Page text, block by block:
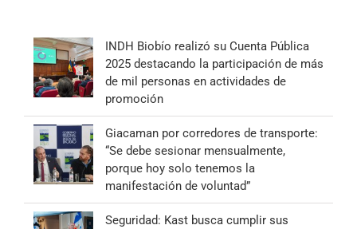
INDH Biobío realizó su Cuenta Pública
2025 destacando la participación de más
de mil personas en actividades de
promoción
Giacaman por corredores de transporte:
“Se debe sesionar mensualmente,
porque hoy solo tenemos la
manifestación de voluntad”
Seguridad: Kast busca cumplir sus